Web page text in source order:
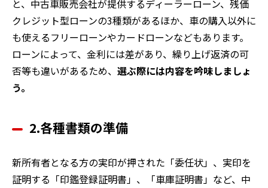
と、中古車販売会社が提供するディーラーローン、残価
クレジット型ローンの3種類があるほか、車の購入以外に
も使えるフリーローンやカードローンなどもあります。
ローンによって、金利には差があり、繰り上げ返済の可
否等も違いがあるため、 選ぶ際には内容を吟味しましょ
う。
2.各種書類の準備
新所有者となる方の実印が押された「委任状」、実印を
証明する「印鑑登録証明書」、「車庫証明書」など、中